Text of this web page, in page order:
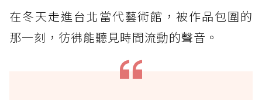
在冬天走進台北當代藝術館，被作品包圍的
那一刻，彷彿能聽見時間流動的聲音。